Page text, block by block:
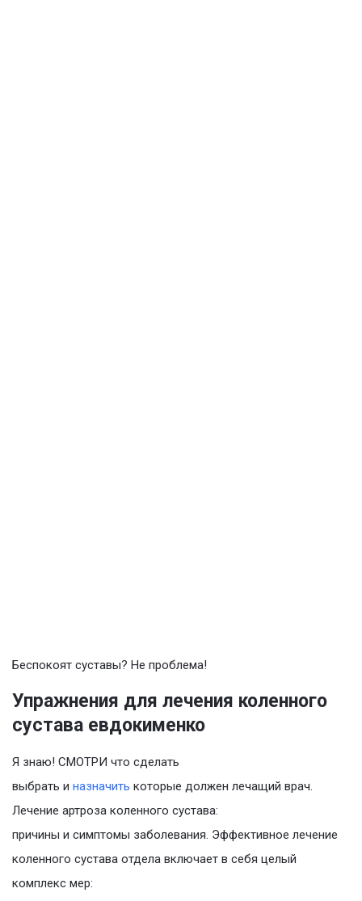
Беспокоят суставы? Не проблема!
Упражнения для лечения коленного
сустава евдокименко
Я знаю! СМОТРИ что сделать
выбрать и назначить которые должен лечащий врач.
Лечение артроза коленного сустава:
причины и симптомы заболевания. Эффективное лечение
коленного сустава отдела включает в себя целый
комплекс мер: